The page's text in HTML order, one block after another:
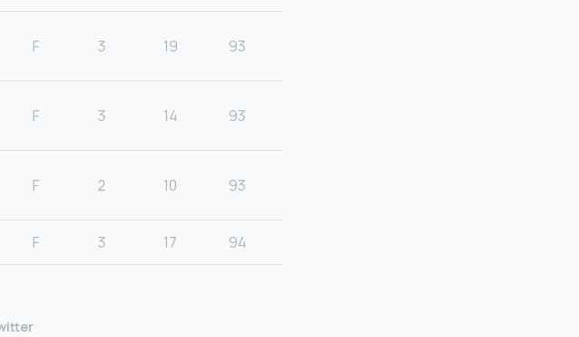
F 3 19 93
F 3 14 93
F 2 10 93
F 3 17 94